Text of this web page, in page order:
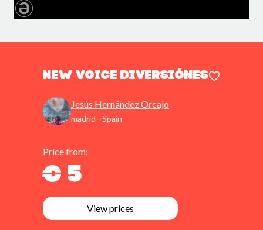
New Voice diversiónes
Jesús Hernández Orcajo
madrid - Spain
Price from:
€ 5
View prices